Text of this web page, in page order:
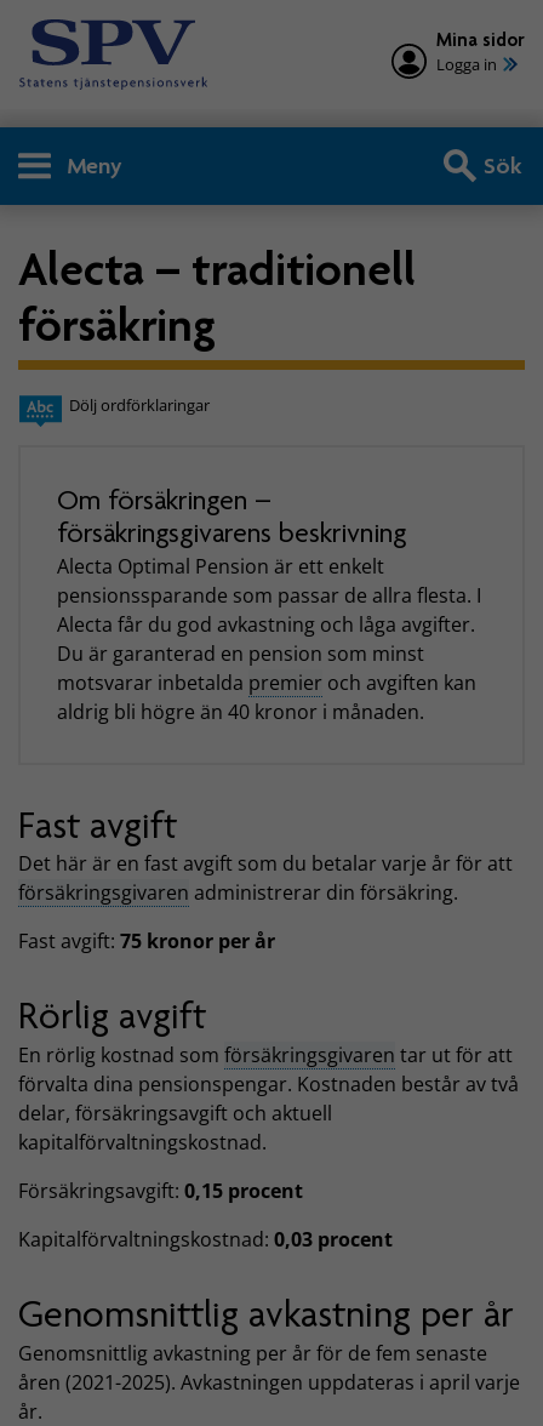
Mina sidor
Logga in
Meny Sök
Alecta – traditionell
försäkring
Dölj ordförklaringar
Om försäkringen –
försäkringsgivarens beskrivning
Alecta Optimal Pension är ett enkelt
pensionssparande som passar de allra flesta. I
Alecta får du god avkastning och låga avgifter.
Du är garanterad en pension som minst
motsvarar inbetalda premier och avgiften kan
aldrig bli högre än 40 kronor i månaden.
Fast avgift
Det här är en fast avgift som du betalar varje år för att
försäkringsgivaren administrerar din försäkring.
Fast avgift: 75 kronor per år
Rörlig avgift
En rörlig kostnad som försäkringsgivaren tar ut för att
förvalta dina pensionspengar. Kostnaden består av två
delar, försäkringsavgift och aktuell
kapitalförvaltningskostnad.
Försäkringsavgift: 0,15 procent
Kapitalförvaltningskostnad: 0,03 procent
Genomsnittlig avkastning per år
Genomsnittlig avkastning per år för de fem senaste
åren (2021-2025). Avkastningen uppdateras i april varje
år.